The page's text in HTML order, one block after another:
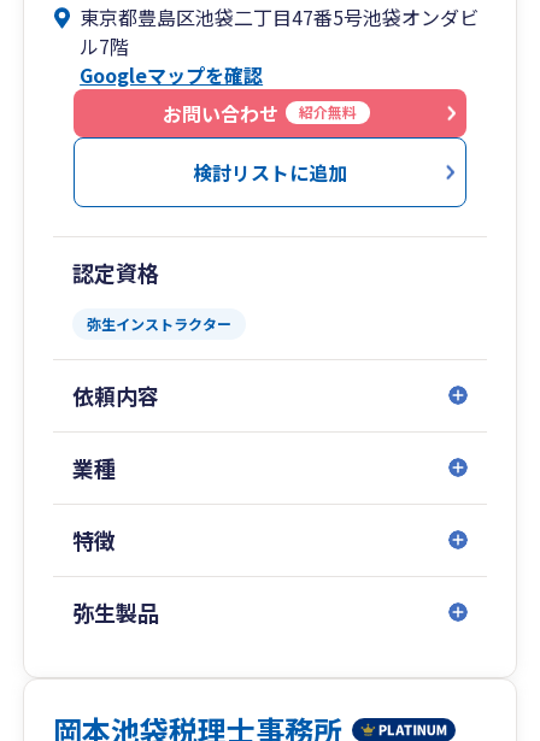
い」ということや「会社設立の手続きをサポート
してほしい」などオーソドックスな相談から「1
日で会社設立したい」「副業で法人化したい」
「とにかく社長になりたい。しかし事業内容は決
まってない」など相談の内容は様々です。
2.面談はご来社又はZOOM、連絡は電話メールチ
国対応できているのはお問合せ時にLINE（ライ
ン）やオンライン面談としてZOOM（ズーム）や
Google Meet（グーグルミート）の活用やチャッ
トワークやを活用してるためです。
オンライン面談では私どもの顔を見えるようにし
て、画面共有するなどしながら臨場感ある形でサ
ポートしております。
お客様から「直接会ったことはないけど、本当に
パートナーのようです。」とおっしゃって頂けた
ことが本当に嬉しく、いつでも気軽に相談できる
存在であると決めてお客様に関わっております。
3.税理士法人経営サポート「プラスアルファ」
計だけではなく、下記のこともサポート可能で
す。
東京都豊島区池袋二丁目47番5号池袋オンダビ
ル7階
Googleマップを確認
お問い合わせ
紹介無料
検討リストに追加
認定資格
弥生インストラクター
依頼内容
業種
特徴
弥生製品
岡本池袋税理士事務所